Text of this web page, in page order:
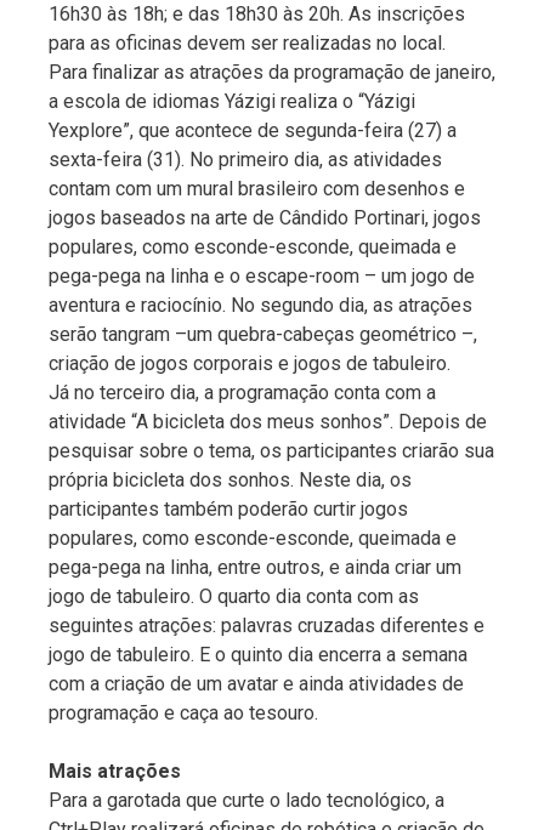
16h30 às 18h; e das 18h30 às 20h. As inscrições
para as oficinas devem ser realizadas no local.
Para finalizar as atrações da programação de janeiro,
a escola de idiomas Yázigi realiza o “Yázigi
Yexplore”, que acontece de segunda-feira (27) a
sexta-feira (31). No primeiro dia, as atividades
contam com um mural brasileiro com desenhos e
jogos baseados na arte de Cândido Portinari, jogos
populares, como esconde-esconde, queimada e
pega-pega na linha e o escape-room – um jogo de
aventura e raciocínio. No segundo dia, as atrações
serão tangram –um quebra-cabeças geométrico –,
criação de jogos corporais e jogos de tabuleiro.
Já no terceiro dia, a programação conta com a
atividade “A bicicleta dos meus sonhos”. Depois de
pesquisar sobre o tema, os participantes criarão sua
própria bicicleta dos sonhos. Neste dia, os
participantes também poderão curtir jogos
populares, como esconde-esconde, queimada e
pega-pega na linha, entre outros, e ainda criar um
jogo de tabuleiro. O quarto dia conta com as
seguintes atrações: palavras cruzadas diferentes e
jogo de tabuleiro. E o quinto dia encerra a semana
com a criação de um avatar e ainda atividades de
programação e caça ao tesouro.
Mais atrações
Para a garotada que curte o lado tecnológico, a